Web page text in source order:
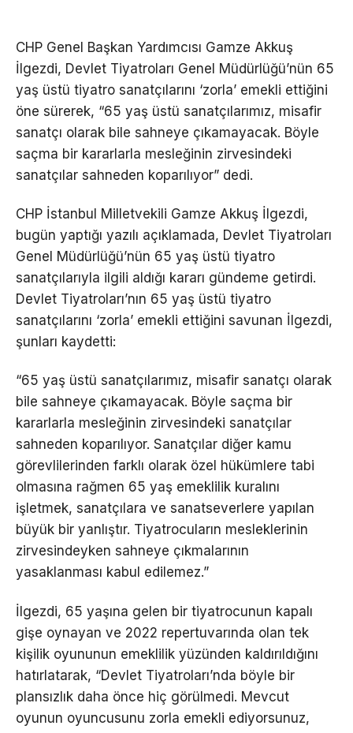
CHP Genel Başkan Yardımcısı Gamze Akkuş
İlgezdi, Devlet Tiyatroları Genel Müdürlüğü’nün 65
yaş üstü tiyatro sanatçılarını ‘zorla’ emekli ettiğini
öne sürerek, “65 yaş üstü sanatçılarımız, misafir
sanatçı olarak bile sahneye çıkamayacak. Böyle
saçma bir kararlarla mesleğinin zirvesindeki
sanatçılar sahneden koparılıyor” dedi.
CHP İstanbul Milletvekili Gamze Akkuş İlgezdi,
bugün yaptığı yazılı açıklamada, Devlet Tiyatroları
Genel Müdürlüğü’nün 65 yaş üstü tiyatro
sanatçılarıyla ilgili aldığı kararı gündeme getirdi.
Devlet Tiyatroları’nın 65 yaş üstü tiyatro
sanatçılarını ‘zorla’ emekli ettiğini savunan İlgezdi,
şunları kaydetti:
“65 yaş üstü sanatçılarımız, misafir sanatçı olarak
bile sahneye çıkamayacak. Böyle saçma bir
kararlarla mesleğinin zirvesindeki sanatçılar
sahneden koparılıyor. Sanatçılar diğer kamu
görevlilerinden farklı olarak özel hükümlere tabi
olmasına rağmen 65 yaş emeklilik kuralını
işletmek, sanatçılara ve sanatseverlere yapılan
büyük bir yanlıştır. Tiyatrocuların mesleklerinin
zirvesindeyken sahneye çıkmalarının
yasaklanması kabul edilemez.”
İlgezdi, 65 yaşına gelen bir tiyatrocunun kapalı
gişe oynayan ve 2022 repertuvarında olan tek
kişilik oyununun emeklilik yüzünden kaldırıldığını
hatırlatarak, “Devlet Tiyatroları’nda böyle bir
plansızlık daha önce hiç görülmedi. Mevcut
oyunun oyuncusunu zorla emekli ediyorsunuz,